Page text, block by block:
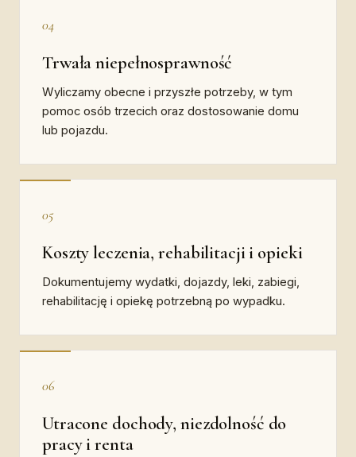
04
Trwała niepełnosprawność
Wyliczamy obecne i przyszłe potrzeby, w tym
pomoc osób trzecich oraz dostosowanie domu
lub pojazdu.
05
Koszty leczenia, rehabilitacji i opieki
Dokumentujemy wydatki, dojazdy, leki, zabiegi,
rehabilitację i opiekę potrzebną po wypadku.
06
Utracone dochody, niezdolność do
pracy i renta